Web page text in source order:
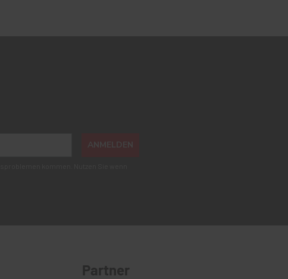
Partner